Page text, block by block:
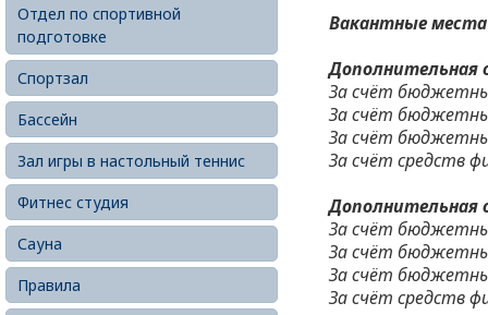
Отдел по спортивной
подготовке
Спортзал
Бассейн
Зал игры в настольный теннис
Фитнес студия
Сауна
Правила
Вакантные места
Дополнительная
За счёт
За счёт
За счёт
За счёт средств
Дополнительная
За счёт
За счёт
За счёт
За счёт средств